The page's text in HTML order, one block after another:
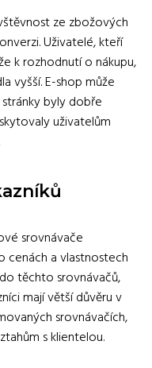
ze zbožových
Uživatelé, kteří
k rozhodnutí o nákupu,
vyšší. E-shop může
byly dobře
uživatelům
srovnávače
cenách a vlastnostech
těchto srovnávačů,
mají větší důvěru v
srovnávačích,
s klientelou.